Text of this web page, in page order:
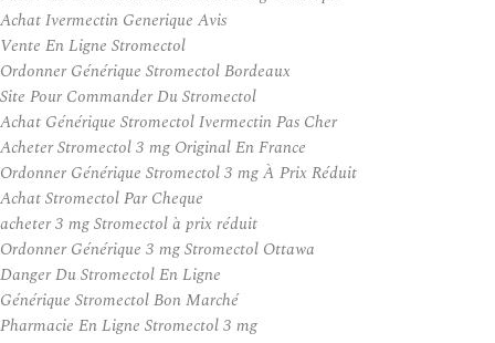
Achat Ivermectin Generique Avis
Vente En Ligne Stromectol
Ordonner Générique Stromectol Bordeaux
Site Pour Commander Du Stromectol
Achat Générique Stromectol Ivermectin Pas Cher
Acheter Stromectol 3 mg Original En France
Ordonner Générique Stromectol 3 mg À Prix Réduit
Achat Stromectol Par Cheque
acheter 3 mg Stromectol à prix réduit
Ordonner Générique 3 mg Stromectol Ottawa
Danger Du Stromectol En Ligne
Générique Stromectol Bon Marché
Pharmacie En Ligne Stromectol 3 mg